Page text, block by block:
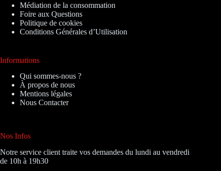
Médiation de la consommation
Foire aux Questions
Politique de cookies
Conditions Générales d’Utilisation
Informations
Qui sommes-nous ?
À propos de nous
Mentions légales
Nous Contacter
Nos Infos
Notre service client traite vos demandes du lundi au vendredi
de 10h à 19h30